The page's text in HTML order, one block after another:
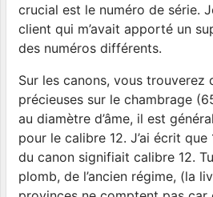
crucial est le numéro de série.
client qui m’avait apporté un
des numéros différents.
Sur les canons, vous trouverez
précieuses sur le chambrage
au diamètre d’âme, il est
pour le calibre 12. J’ai écrit que
du canon signifiait calibre 12.
plomb, de l’ancien régime, (la